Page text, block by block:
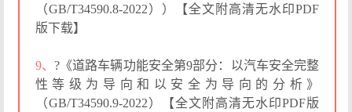
（GB/T34590.8-2022））【全文附高清无水印PDF
版下载】
9、 ?《道路车辆功能安全第9部分：以汽车安全完整
性等级为导向和以安全为导向的分析》
（GB/T34590.9-2022）【全文附高清无水印PDF版